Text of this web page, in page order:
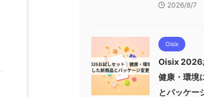
2026/8/7
Oisix
Oisix 2026
健康・環境
とパッケー